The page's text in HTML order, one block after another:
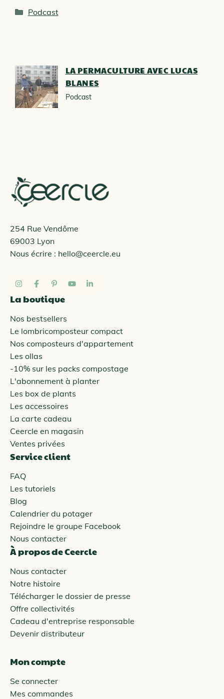
Catégories
Podcast
LA PERMACULTURE AVEC LUCAS
BLANES
Podcast
254 Rue Vendôme
69003 Lyon
Nous écrire : hello@ceercle.eu
La boutique
Nos bestsellers
Le lombricomposteur compact
Nos composteurs d'appartement
Les ollas
-10% sur les packs compostage
L'abonnement à planter
Les box de plants
Les accessoires
La carte cadeau
Ceercle en magasin
Ventes privées
Service client
FAQ
Les tutoriels
Blog
Calendrier du potager
Rejoindre le groupe Facebook
Nous contacter
À propos de Ceercle
Nous contacter
Notre histoire
Télécharger le dossier de presse
Offre collectivités
Cadeau d'entreprise responsable
Devenir distributeur
Mon compte
Se connecter
Mes commandes